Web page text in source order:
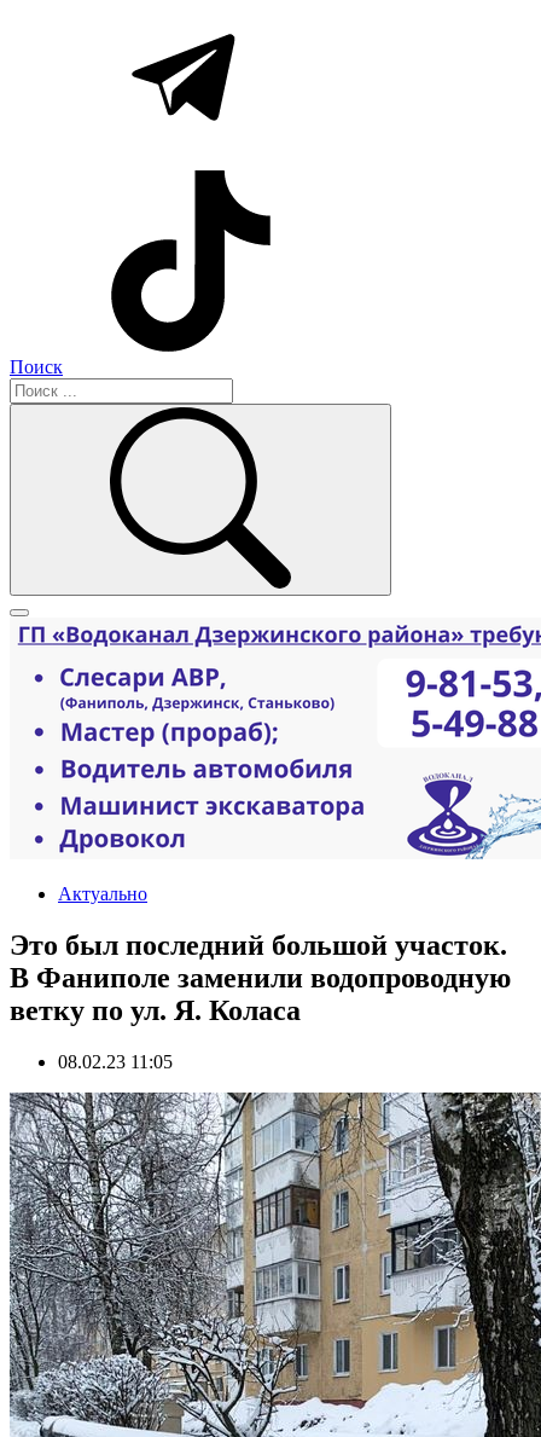
Поиск
Актуально
Это был последний большой участок.
В Фаниполе заменили водопроводную
ветку по ул. Я. Коласа
08.02.23 11:05